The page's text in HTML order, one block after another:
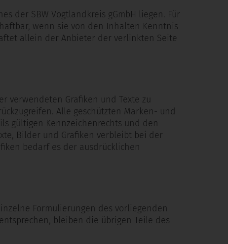
der SBW Vogtlandkreis gGmbH liegen. Für
wenn sie von den Inhalten Kenntnis
allein der Anbieter der verlinkten Seite
verwendeten Grafiken und Texte zu
Alle geschützten Marken- und
gültigen Kennzeichenrechts und den
Bilder und Grafiken verbleibt bei der
bedarf es der ausdrücklichen
Formulierungen des vorliegenden
bleiben die übrigen Teile des